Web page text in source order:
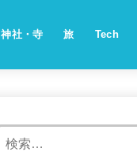
神社・寺 旅 Tech